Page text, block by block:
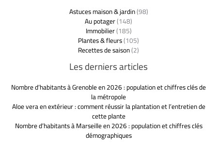
Astuces maison & jardin(98)
Au potager(148)
Immobilier(185)
Plantes & fleurs(105)
Recettes de saison(2)
Les derniers articles
Nombre d’habitants à Grenoble en 2026 : population et chiffres clés de
la métropole
Aloe vera en extérieur : comment réussir la plantation et l’entretien de
cette plante
Nombre d’habitants à Marseille en 2026 : population et chiffres clés
démographiques